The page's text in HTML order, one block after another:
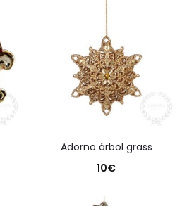
adorno árbol grass
10€